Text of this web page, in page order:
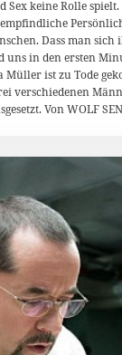
Sex keine Rolle
Dass man
uns in den ersten
ist zu Tode
verschiedenen
Von WOLF